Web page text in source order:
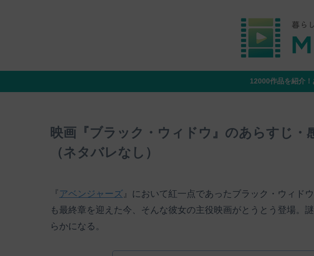
12000作品を紹介！
映画『ブラック・ウィドウ』のあらすじ・
（ネタバレなし）
『 アベンジャーズ 』において紅一点であったブラック・ウィドウ
も最終章を迎えた今、そんな彼女の主役映画がとうとう登場。
らかになる。